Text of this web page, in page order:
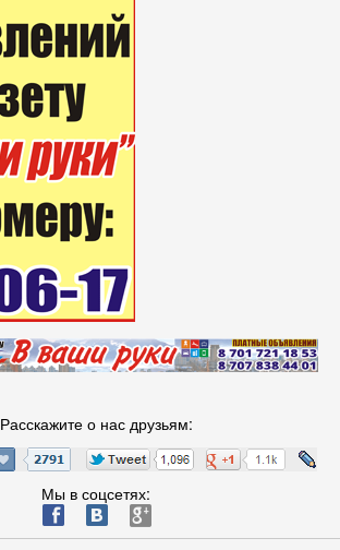
Расскажите о нас друзьям:
Мы в соцсетях:
ä æ è